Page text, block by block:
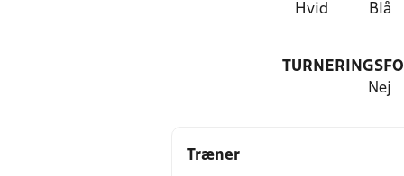
Hvid Blå
Nej
Træner